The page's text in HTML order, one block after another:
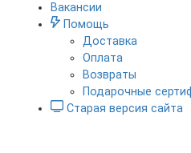
Вакансии
Помощь
Доставка
Оплата
Возвраты
Подарочные
Старая версия сайта